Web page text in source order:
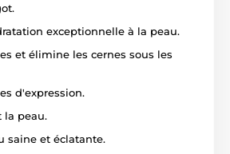
exceptionnelle à la peau.
et élimine les cernes sous les
d'expression.
la peau.
saine et éclatante.